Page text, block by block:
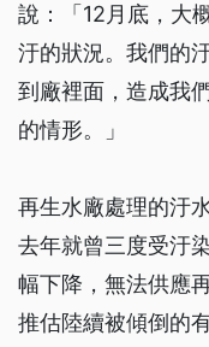
說：「12月底，大
汙的狀況。我們的
到廠裡面，造成我
的情形。」
再生水廠處理的汙
去年就曾三度受汙
幅下降，無法供應
推估陸續被傾倒的